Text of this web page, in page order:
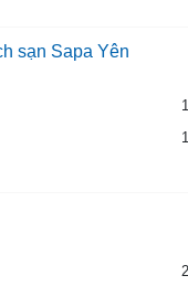
sạn Sapa Yên